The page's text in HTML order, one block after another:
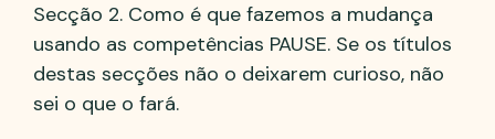
Secção 2. Como é que fazemos a mudança
usando as competências PAUSE. Se os títulos
destas secções não o deixarem curioso, não
sei o que o fará.